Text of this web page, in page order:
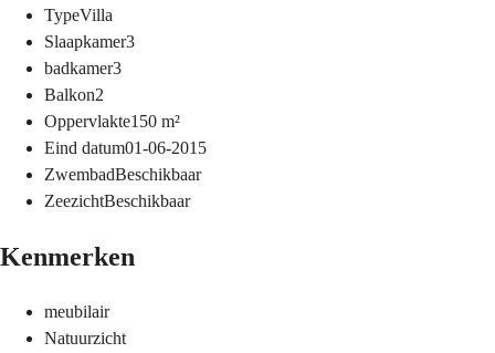
TypeVilla
Slaapkamer3
badkamer3
Balkon2
Oppervlakte150 m²
Eind datum01-06-2015
ZwembadBeschikbaar
ZeezichtBeschikbaar
Kenmerken
meubilair
Natuurzicht